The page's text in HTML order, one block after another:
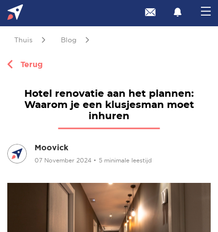
Thuis Blog
Terug
Hotel renovatie aan het plannen:
Waarom je een klusjesman moet
inhuren
Moovick
07 November 2024 • 5 minimale leestijd